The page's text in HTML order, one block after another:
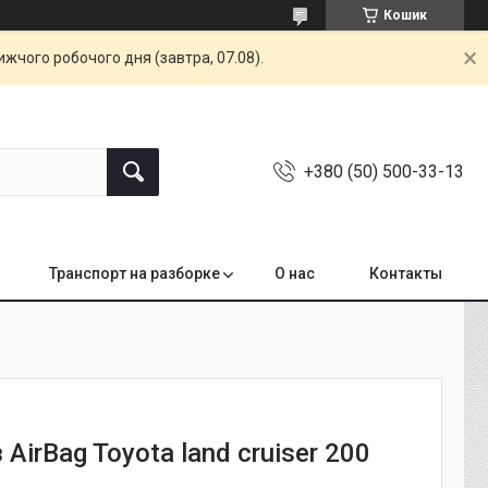
Кошик
робочого дня (завтра, 07.08).
+380 (50) 500-33-13
Транспорт на разборке О нас Контакты
AirBag Toyota land cruiser 200